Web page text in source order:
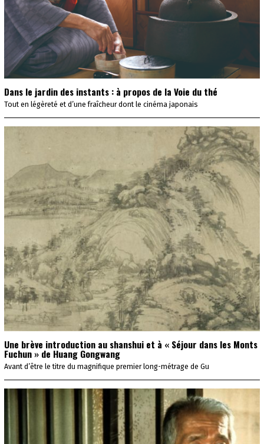
Dans le jardin des instants : à propos de la Voie du thé
Tout en légèreté et d’une fraîcheur dont le cinéma japonais
Une brève introduction au shanshui et à « Séjour dans les Monts
Fuchun » de Huang Gongwang
Avant d’être le titre du magnifique premier long-métrage de Gu